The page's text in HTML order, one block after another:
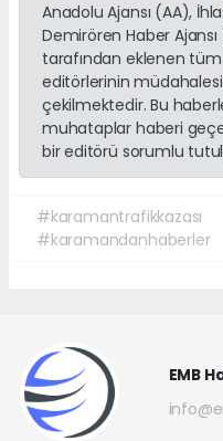
Anadolu Ajansı (AA),
Demirören Haber
tarafından eklenen
editörlerinin
çekilmektedir. Bu
muhataplar haberi
bir editörü sorumlu
#karamantrafikkazası
#karamandanhaberler
EMB